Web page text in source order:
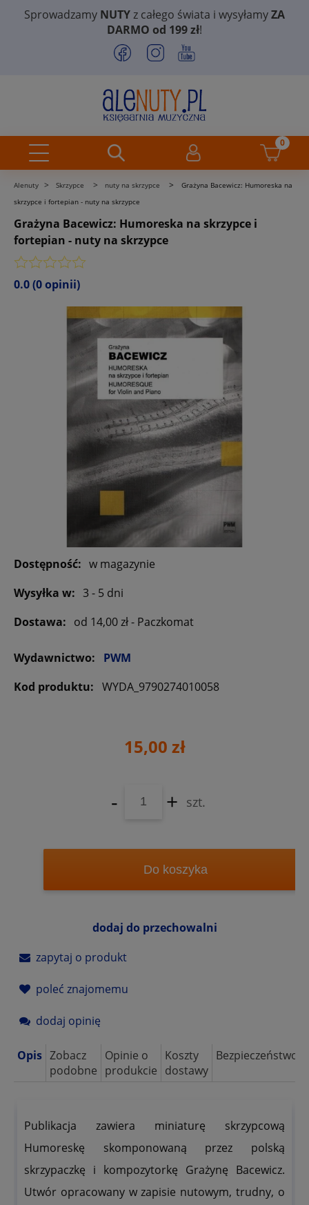
Sprowadzamy NUTYz całego świata i wysyłamyZA
DARMO od 199 zł!
Alenuty > Skrzypce > nuty na skrzypce >
Grażyna Bacewicz: Humoreska na
skrzypce i fortepian - nuty na skrzypce
Grażyna Bacewicz: Humoreska na skrzypce i
fortepian - nuty na skrzypce
0.0(0 opinii)
Dostępność: w magazynie
Wysyłka w: 3 - 5 dni
Dostawa: od 14,00 zł- Paczkomat
Wydawnictwo:
PWM
Kod produktu: WYDA_9790274010058
15,00 zł
- + szt.
Do koszyka
dodaj do przechowalni
zapytaj o produkt
poleć znajomemu
dodaj opinię
Opis Zobacz
podobne
Opinie o
produkcie
Koszty
dostawy
Bezpieczeństwo
Publikacja zawiera miniaturę skrzypcową
Humoreskę skomponowaną przez polską
skrzypaczkę i kompozytorkę Grażynę Bacewicz.
Utwór opracowany w zapisie nutowym, trudny, o